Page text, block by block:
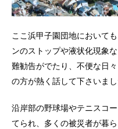
ここ浜甲子園団地において
ンのストップや液状化現象
難勧告がでたり、不便な日
の方が熱く話して下さいまし
沿岸部の野球場やテニスコ
てられ、多くの被災者が暮ら